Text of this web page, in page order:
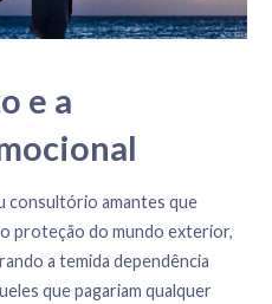
e a
consultório amantes que
proteção do mundo exterior,
a temida dependência
que pagariam qualquer